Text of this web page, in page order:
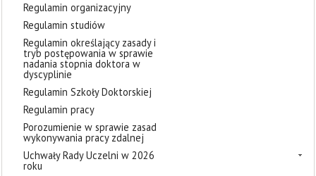
Regulamin organizacyjny
Regulamin studiów
Regulamin określający zasady i
tryb postępowania w sprawie
nadania stopnia doktora w
dyscyplinie
Regulamin Szkoły Doktorskiej
Regulamin pracy
Porozumienie w sprawie zasad
wykonywania pracy zdalnej
Uchwały Rady Uczelni w 2026
roku